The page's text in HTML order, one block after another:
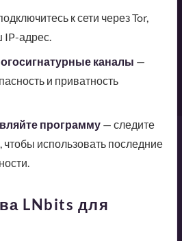
к сети через Tor,
IP-адрес.
каналы —
и приватность
программу— следите
использовать последние
LNbits для